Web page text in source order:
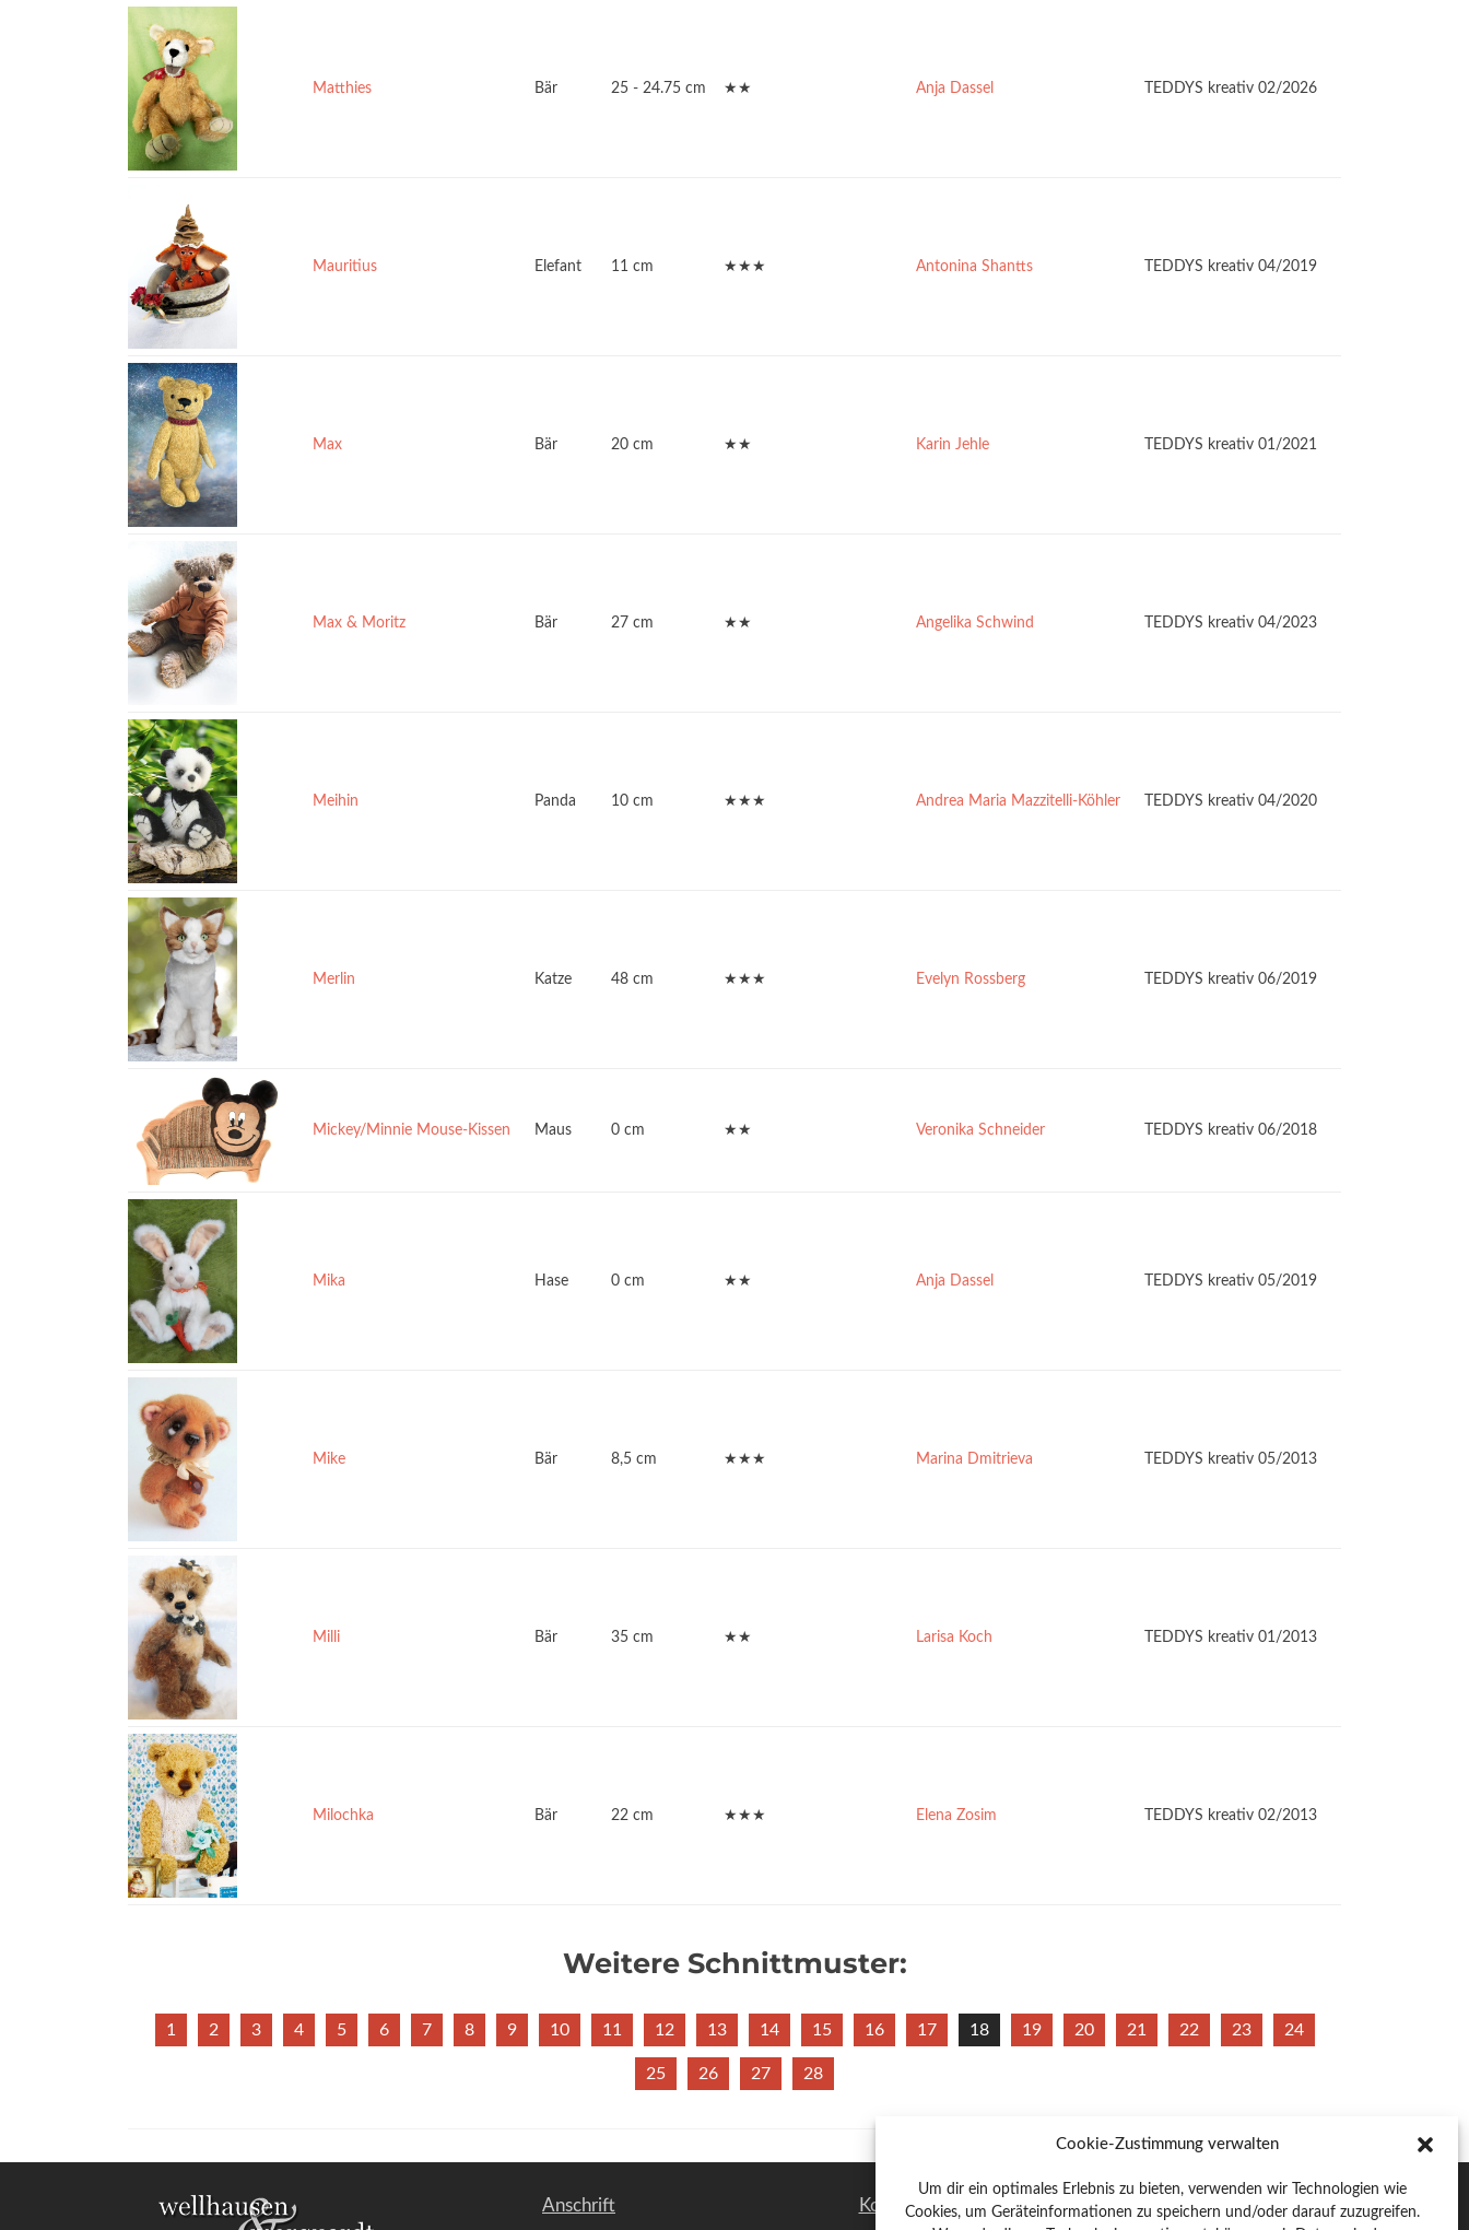
Cookie-Zustimmung verwalten
Um dir ein optimales Erlebnis zu bieten, verwenden wir Technologien wie
Cookies, um Geräteinformationen zu speichern und/oder darauf zuzugreifen.
Matthies Bär 25 - 24.75 cm ★★ Anja Dassel TEDDYS kreativ 02/2026
Mauritius Elefant 11 cm ★★★ Antonina Shantts TEDDYS kreativ 04/2019
Max Bär 20 cm ★★ Karin Jehle TEDDYS kreativ 01/2021
Max & Moritz Bär 27 cm ★★ Angelika Schwind TEDDYS kreativ 04/2023
Meihin Panda 10 cm ★★★ Andrea Maria Mazzitelli-Köhler TEDDYS kreativ 04/2020
Merlin Katze 48 cm ★★★ Evelyn Rossberg TEDDYS kreativ 06/2019
Mickey/Minnie Mouse-Kissen Maus 0 cm ★★ Veronika Schneider TEDDYS kreativ 06/2018
Mika Hase 0 cm ★★ Anja Dassel TEDDYS kreativ 05/2019
Mike Bär 8,5 cm ★★★ Marina Dmitrieva TEDDYS kreativ 05/2013
Milli Bär 35 cm ★★ Larisa Koch TEDDYS kreativ 01/2013
Milochka Bär 22 cm ★★★ Elena Zosim TEDDYS kreativ 02/2013
Weitere Schnittmuster:
1 2 3 4 5 6 7 8 9 10 11 12 13 14 15 16 17 18 19 20 21 22 23 24
25 26 27 28
Anschrift Kontakt